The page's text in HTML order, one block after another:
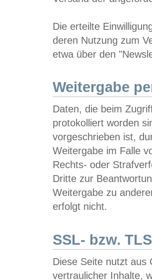
Die erteilte
deren Nutzung zum
etwa über den
Weitergabe
Daten, die beim
protokolliert worden
vorgeschrieben ist,
Weitergabe im Falle
Rechts- oder
Dritte zur
Weitergabe zu
erfolgt nicht.
SSL- bzw.
Diese Seite nutzt aus
vertraulicher Inhalte,